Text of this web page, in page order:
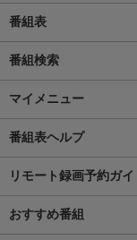
番組表
番組検索
マイメニュー
番組表ヘルプ
リモート録画予約ガイ
おすすめ番組